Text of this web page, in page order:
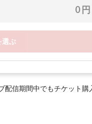
0 円
選ぶ
配信期間中でもチケット購